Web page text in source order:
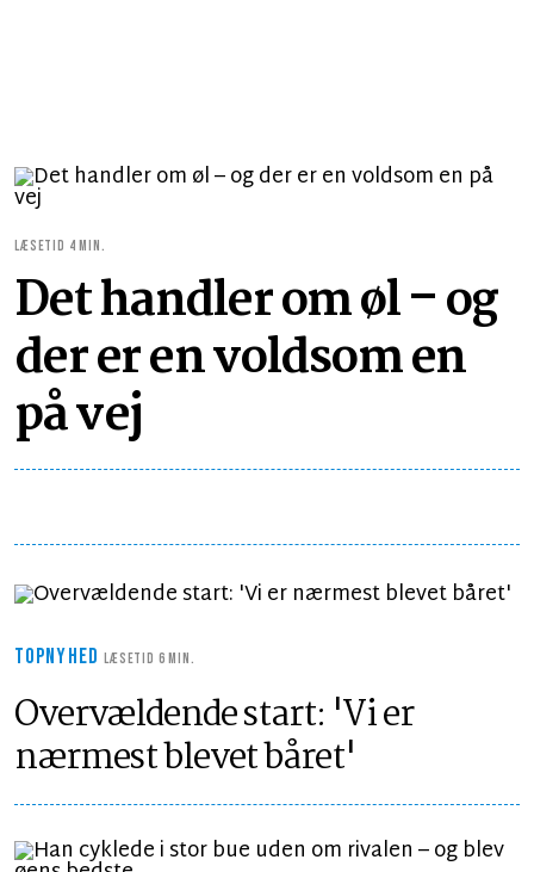
LÆSETID 4 MIN.
Det handler om øl – og
der er en voldsom en
på vej
TOPNYHEDLÆSETID 6 MIN.
Overvældende start: 'Vi er
nærmest blevet båret'